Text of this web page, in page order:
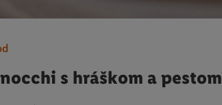
s hráškom a pestom